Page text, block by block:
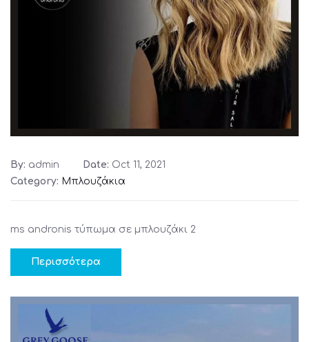
By: admin Date: Oct 11, 2021
Category: Μπλουζάκια
ms andronis τύπωμα σε μπλουζάκι 2
Περισσότερα